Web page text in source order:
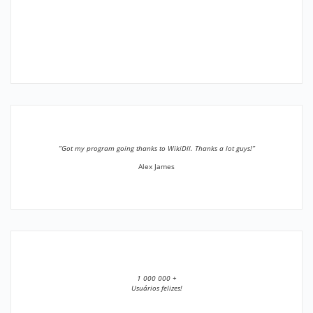
”Got my program going thanks to WikiDll. Thanks a lot guys!”
Alex James
1 000 000 +
Usuários felizes!